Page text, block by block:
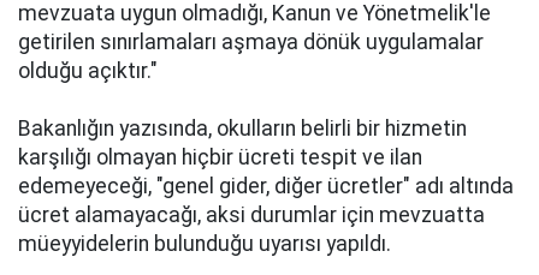
mevzuata uygun olmadığı, Kanun ve Yönetmelik'le
getirilen sınırlamaları aşmaya dönük uygulamalar
olduğu açıktır."
Bakanlığın yazısında, okulların belirli bir hizmetin
karşılığı olmayan hiçbir ücreti tespit ve ilan
edemeyeceği, "genel gider, diğer ücretler" adı altında
ücret alamayacağı, aksi durumlar için mevzuatta
müeyyidelerin bulunduğu uyarısı yapıldı.